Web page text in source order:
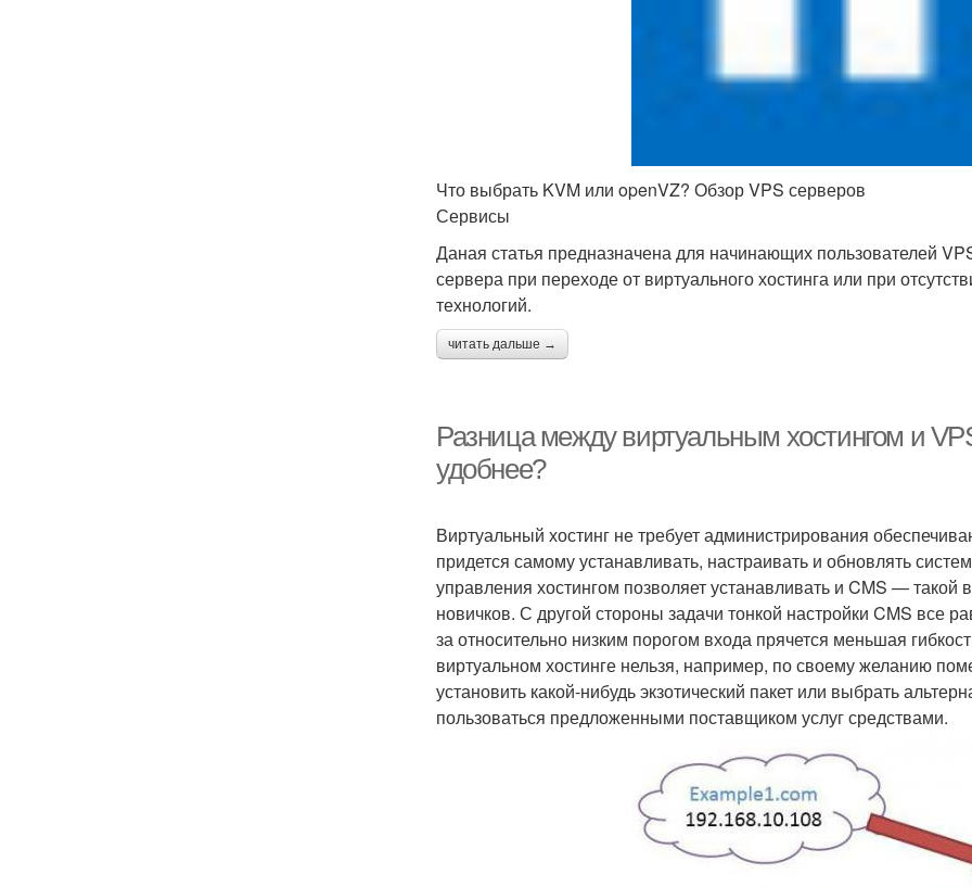
Что выбрать KVM или openVZ? Обзор VPS серверов
Сервисы
Даная статья предназначена для начинающих пользователей
сервера при переходе от виртуального хостинга или при
технологий.
читать дальше →
Разница между виртуальным хостингом и
удобнее?
Виртуальный хостинг не требует администрирования
придется самому устанавливать, настраивать и обновлять
управления хостингом позволяет устанавливать и CMS —
новичков. С другой стороны задачи тонкой настройки CMS все
за относительно низким порогом входа прячется меньшая
виртуальном хостинге нельзя, например, по своему желанию
установить какой-нибудь экзотический пакет или выбрать
пользоваться предложенными поставщиком услуг средствами.